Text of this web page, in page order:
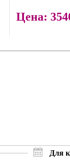
Цена:
Для